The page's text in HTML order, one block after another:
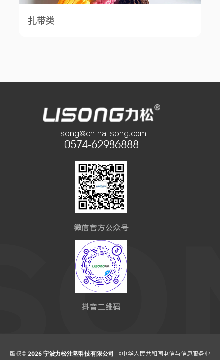
扎带类
lisong@chinalisong.com
0574-62986888
微信官方公众号
抖音二维码
版权© 2026 宁波力松注塑科技有限公司
《中华人民共和国电信与信息服务业